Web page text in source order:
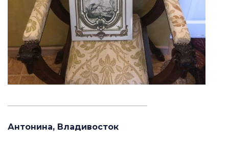
Антонина, Владивосток